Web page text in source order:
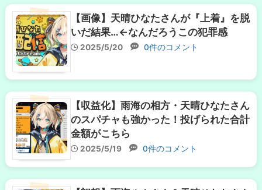
【画像】天晴ひなたさんが『上着』を脱
いだ結果…←なんだろうこの犯罪感
2025/5/20 0件のコメント
【収益化】雨海の相方・天晴ひなたさん
のスパチャも強かった！投げられた合計
金額がこちら
2025/5/19 0件のコメント